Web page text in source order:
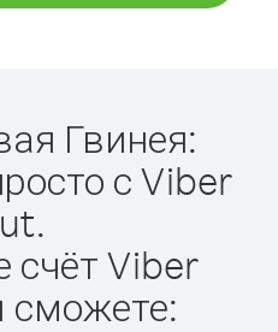
Гвинея:
с Viber
счёт Viber
сможете: